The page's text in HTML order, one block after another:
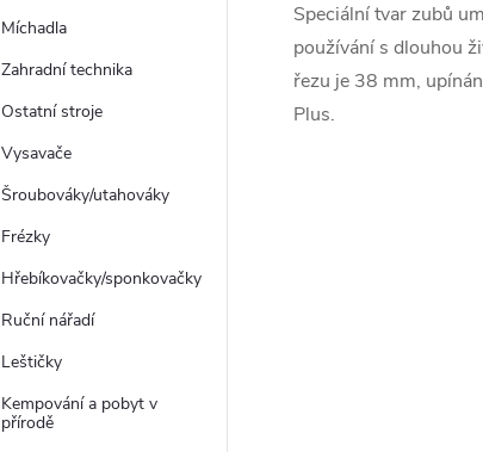
Míchadla
Zahradní technika
Ostatní stroje
Vysavače
Šroubováky/utahováky
Frézky
Hřebíkovačky/sponkovačky
Ruční nářadí
Leštičky
Kempování a pobyt v
přírodě
Speciální tvar zubů
používání s dlouhou
řezu je 38 mm,
Plus.